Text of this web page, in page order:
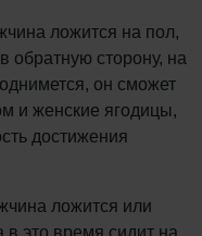
ложится на пол,
обратную сторону, на
он сможет
и женские ягодицы,
достижения
ложится или